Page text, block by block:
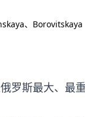
、Borovitskaya
罗斯最大、最